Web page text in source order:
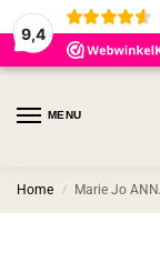
9,4
MENU
Home / Marie Jo